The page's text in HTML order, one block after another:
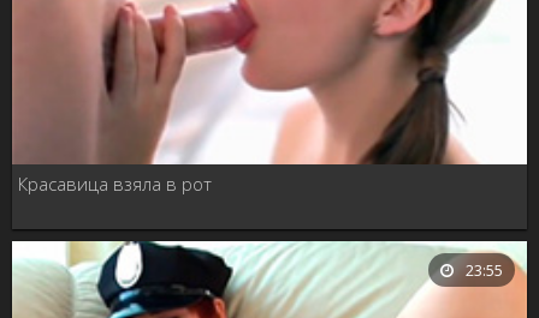
Красавица взяла в рот
23:55